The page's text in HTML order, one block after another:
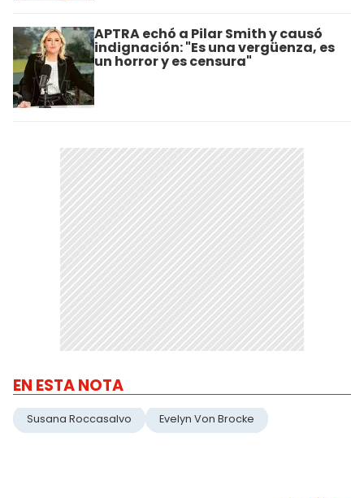
APTRA echó a Pilar Smith y causó
indignación: "Es una vergüenza, es
un horror y es censura"
EN ESTA NOTA
Susana Roccasalvo Evelyn Von Brocke